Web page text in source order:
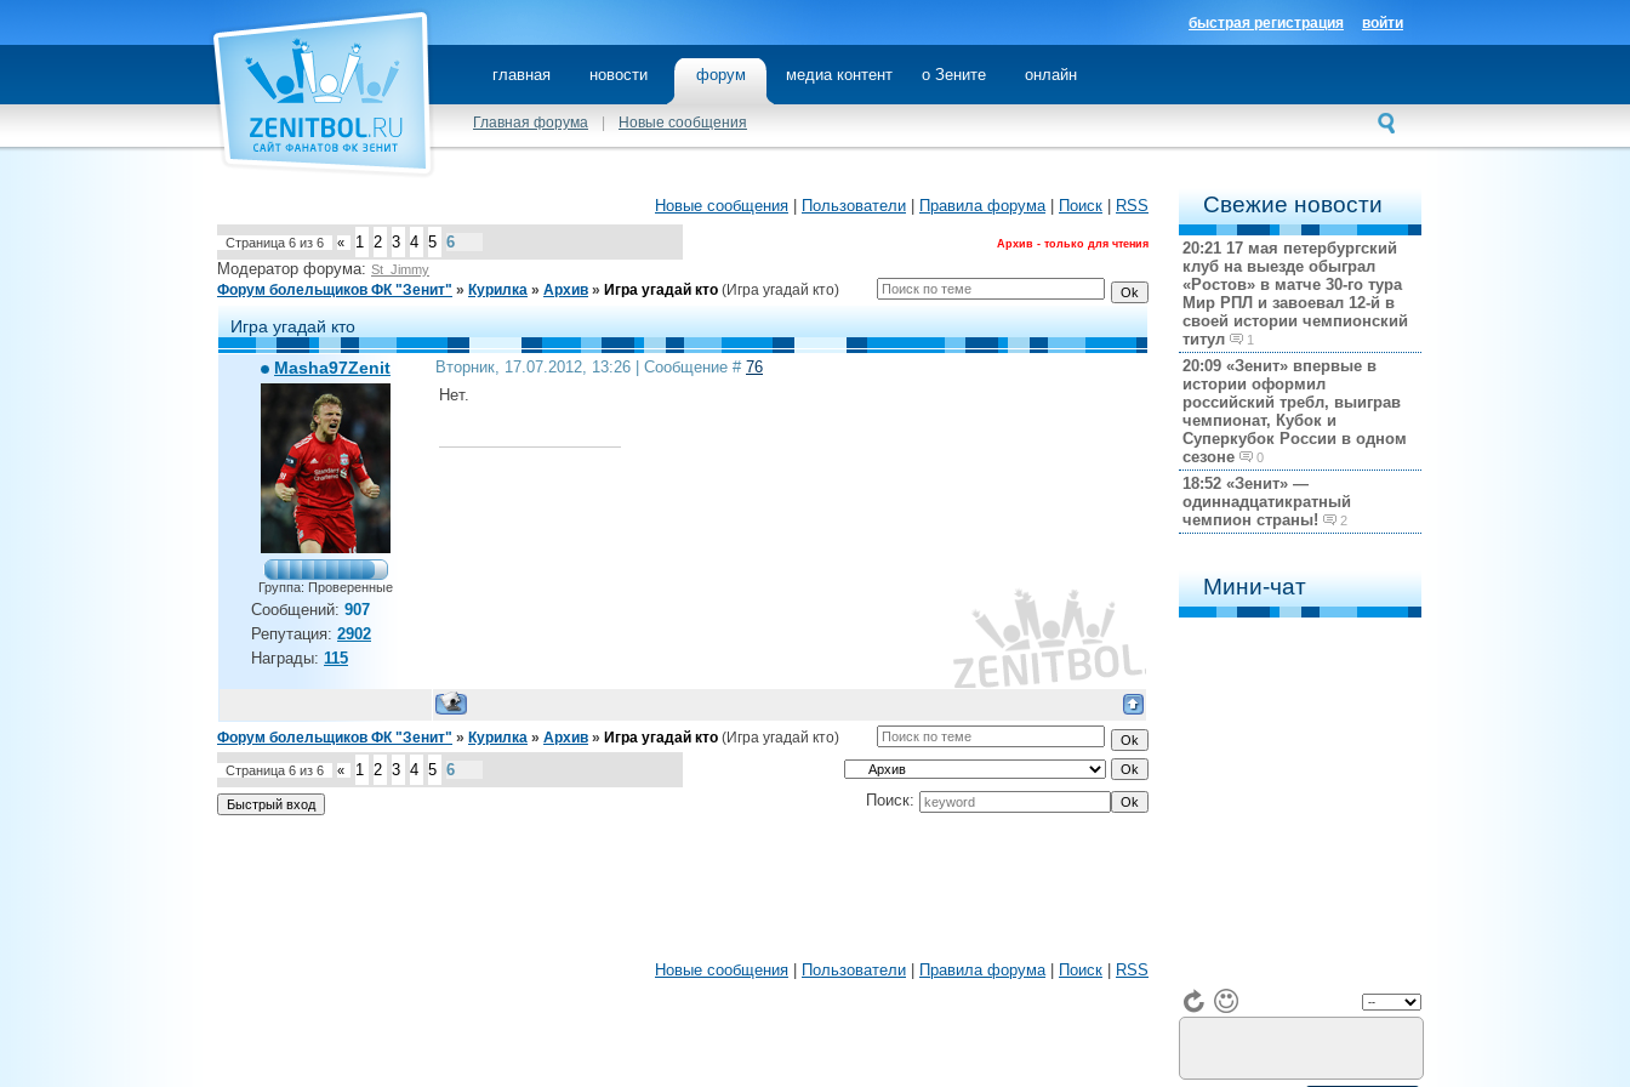
войти
быстрая регистрация
главная новости форум медиа контент о Зените онлайн
Главная форума Новые сообщения
Свежие новости
20:21 17 мая петербургский
клуб на выезде обыграл
«Ростов» в матче 30-го тура
Мир РПЛ и завоевал 12-й в
своей истории чемпионский
титул
1
20:09 «Зенит» впервые в
истории оформил
российский требл, выиграв
чемпионат, Кубок и
Суперкубок России в одном
сезоне
0
18:52 «Зенит» —
одиннадцатикратный
чемпион страны!
2
Мини-чат
Новые сообщения Пользователи Правила форума| Поиск RSS
Страница 6 из 6 « 1 2 3 4 5 6 Архив - только для чтения
Модератор форума: St_Jimmy
Форум болельщиков ФК "Зенит" » Курилка » Архив » Игра угадай кто (Игра угадай кто)
Игра угадай кто
Masha97Zenit
Группа: Проверенные
Сообщений: 907
Репутация: 2902
Награды: 115
Вторник, 17.07.2012, 13:26 | Сообщение # 76
Нет.
Форум болельщиков ФК "Зенит" » Курилка » Архив » Игра угадай кто (Игра угадай кто)
Страница 6 из 6 « 1 2 3 4 5 6
Поиск:
Новые сообщения Пользователи Правила форума| Поиск RSS